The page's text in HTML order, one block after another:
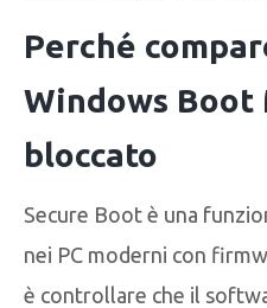
Perché
Windows Boot
bloccato
Secure Boot è una
nei PC moderni con
è controllare che il